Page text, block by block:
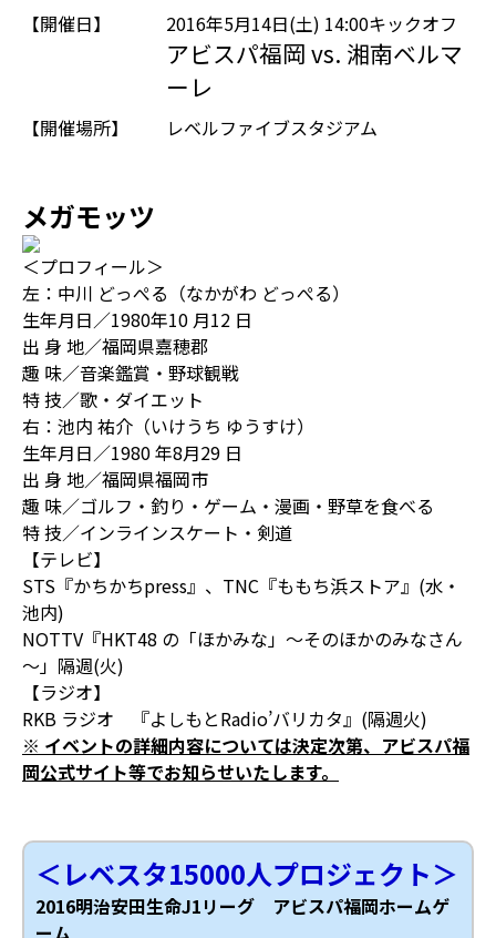
【開催日】 2016年5月14日(土) 14:00キックオフ
アビスパ福岡 vs. 湘南ベルマ
ーレ
【開催場所】 レベルファイブスタジアム
メガモッツ
＜プロフィール＞
左：中川 どっぺる（なかがわ どっぺる）
生年月日／1980年10 月12 日
出 身 地／福岡県嘉穂郡
趣 味／音楽鑑賞・野球観戦
特 技／歌・ダイエット
右：池内 祐介（いけうち ゆうすけ）
生年月日／1980 年8月29 日
出 身 地／福岡県福岡市
趣 味／ゴルフ・釣り・ゲーム・漫画・野草を食べる
特 技／インラインスケート・剣道
【テレビ】
STS『かちかちpress』、TNC『ももち浜ストア』(水・
池内)
NOTTV『HKT48 の「ほかみな」～そのほかのみなさん
～」隔週(火)
【ラジオ】
RKB ラジオ 『よしもとRadio’バリカタ』(隔週火)
※ イベントの詳細内容については決定次第、アビスパ福
岡公式サイト等でお知らせいたします。
＜レベスタ15000人プロジェクト＞
2016明治安田生命J1リーグ アビスパ福岡ホームゲ
ーム